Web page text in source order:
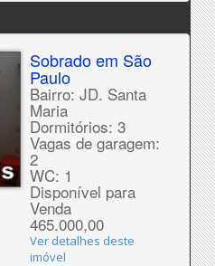
Sobrado em São
Paulo
Bairro: JD. Santa
Maria
Dormitórios: 3
Vagas de garagem:
2
WC: 1
Disponível para
Venda
465.000,00
Ver detalhes deste
imóvel